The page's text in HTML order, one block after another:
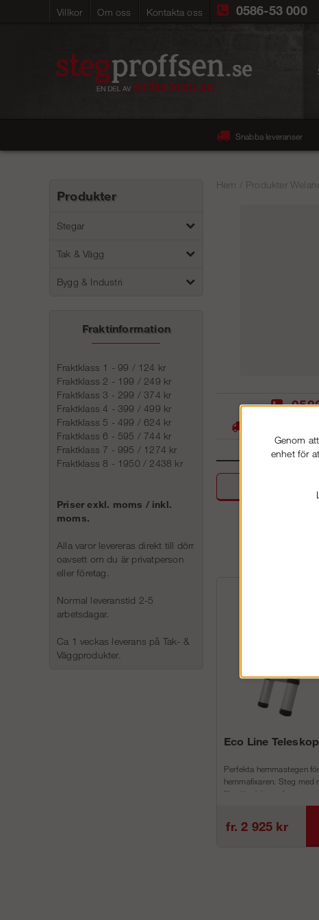
Villkor Om oss Kontakta oss 0586-53 000
Snabba leveranser
Produkter
Stegar
Tak & Vägg
Bygg & Industri
Fraktinformation
Fraktklass 1 - 99 / 124 kr
Fraktklass 2 - 199 / 249 kr
Fraktklass 3 - 299 / 374 kr
Fraktklass 4 - 399 / 499 kr
Fraktklass 5 - 499 / 624 kr
Fraktklass 6 - 595 / 744 kr
Fraktklass 7 - 995 / 1274 kr
Fraktklass 8 - 1950 / 2438 kr
Priser exkl. moms / inkl.
moms.
Alla varor levereras direkt till dörr
oavsett om du är privatperson
eller företag.
Normal leveranstid 2-5
arbetsdagar.
Ca 1 veckas leverans på Tak- &
Väggprodukter.
Hem Produkter
Eco Line
Perfekta hemmastegen för
hemmafixaren. Steg med
för att minimera h...
fr. 2 925 kr
Genom
enhet för